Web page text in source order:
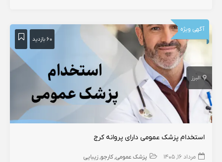
آگهی ویژه
۶۰ بازدید
البرز
استخدام پزشک عمومی دارای پروانه کرج
مرداد ۱۶, ۱۴۰۵ پزشک عمومی کارجو زیبایی